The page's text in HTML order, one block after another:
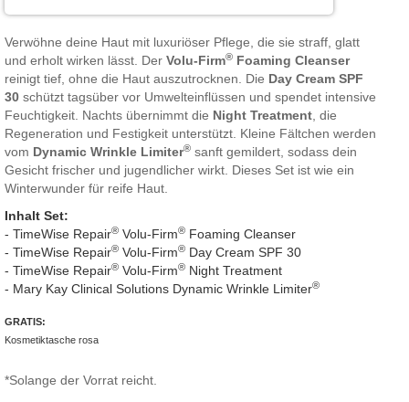
Verwöhne deine Haut mit luxuriöser Pflege, die sie straff, glatt
und erholt wirken lässt. Der Volu-Firm® Foaming Cleanser
reinigt tief, ohne die Haut auszutrocknen. Die Day Cream SPF
30 schützt tagsüber vor Umwelteinflüssen und spendet intensive
Feuchtigkeit. Nachts übernimmt die Night Treatment , die
Regeneration und Festigkeit unterstützt. Kleine Fältchen werden
vom Dynamic Wrinkle Limiter® sanft gemildert, sodass dein
Gesicht frischer und jugendlicher wirkt. Dieses Set ist wie ein
Winterwunder für reife Haut.
Inhalt Set:
- TimeWise Repair® Volu-Firm® Foaming Cleanser
- TimeWise Repair® Volu-Firm® Day Cream SPF 30
- TimeWise Repair® Volu-Firm® Night Treatment
- Mary Kay Clinical Solutions Dynamic Wrinkle Limiter®
GRATIS:
Kosmetiktasche rosa
*Solange der Vorrat reicht.